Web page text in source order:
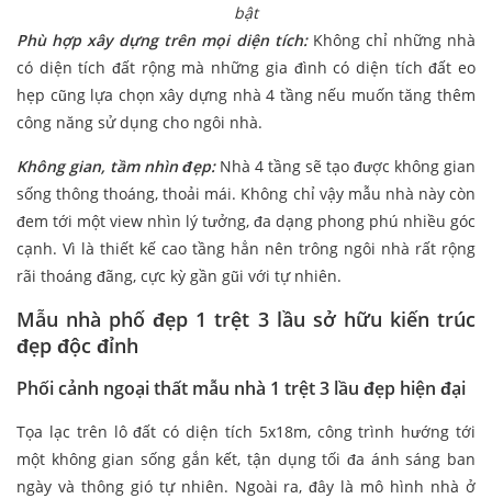
bật
Phù hợp xây dựng trên mọi diện tích:Không chỉ những nhà
có diện tích đất rộng mà những gia đình có diện tích đất eo
hẹp cũng lựa chọn xây dựng nhà 4 tầng nếu muốn tăng thêm
công năng sử dụng cho ngôi nhà.
Không gian, tầm nhìn đẹp: Nhà 4 tầng sẽ tạo được không gian
sống thông thoáng, thoải mái. Không chỉ vậy mẫu nhà này còn
đem tới một view nhìn lý tưởng, đa dạng phong phú nhiều góc
cạnh. Vì là thiết kế cao tầng hẳn nên trông ngôi nhà rất rộng
rãi thoáng đãng, cực kỳ gần gũi với tự nhiên.
Mẫu nhà phố đẹp 1 trệt 3 lầu sở hữu kiến trúc
đẹp độc đỉnh
Phối cảnh ngoại thất mẫu nhà 1 trệt 3 lầu đẹp hiện đại
Tọa lạc trên lô đất có diện tích 5x18m, công trình hướng tới
một không gian sống gắn kết, tận dụng tối đa ánh sáng ban
ngày và thông gió tự nhiên. Ngoài ra, đây là mô hình nhà ở